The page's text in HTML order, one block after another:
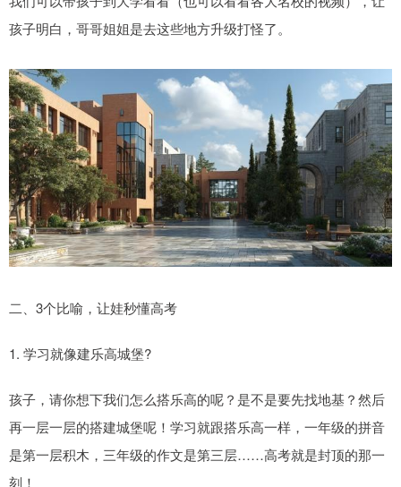
孩子明白，哥哥姐姐是去这些地方升级打怪了。
二、3个比喻，让娃秒懂高考
1. 学习就像建乐高城堡?
孩子，请你想下我们怎么搭乐高的呢？是不是要先找地基？然后
再一层一层的搭建城堡呢！学习就跟搭乐高一样，一年级的拼音
是第一层积木，三年级的作文是第三层……高考就是封顶的那一
刻！